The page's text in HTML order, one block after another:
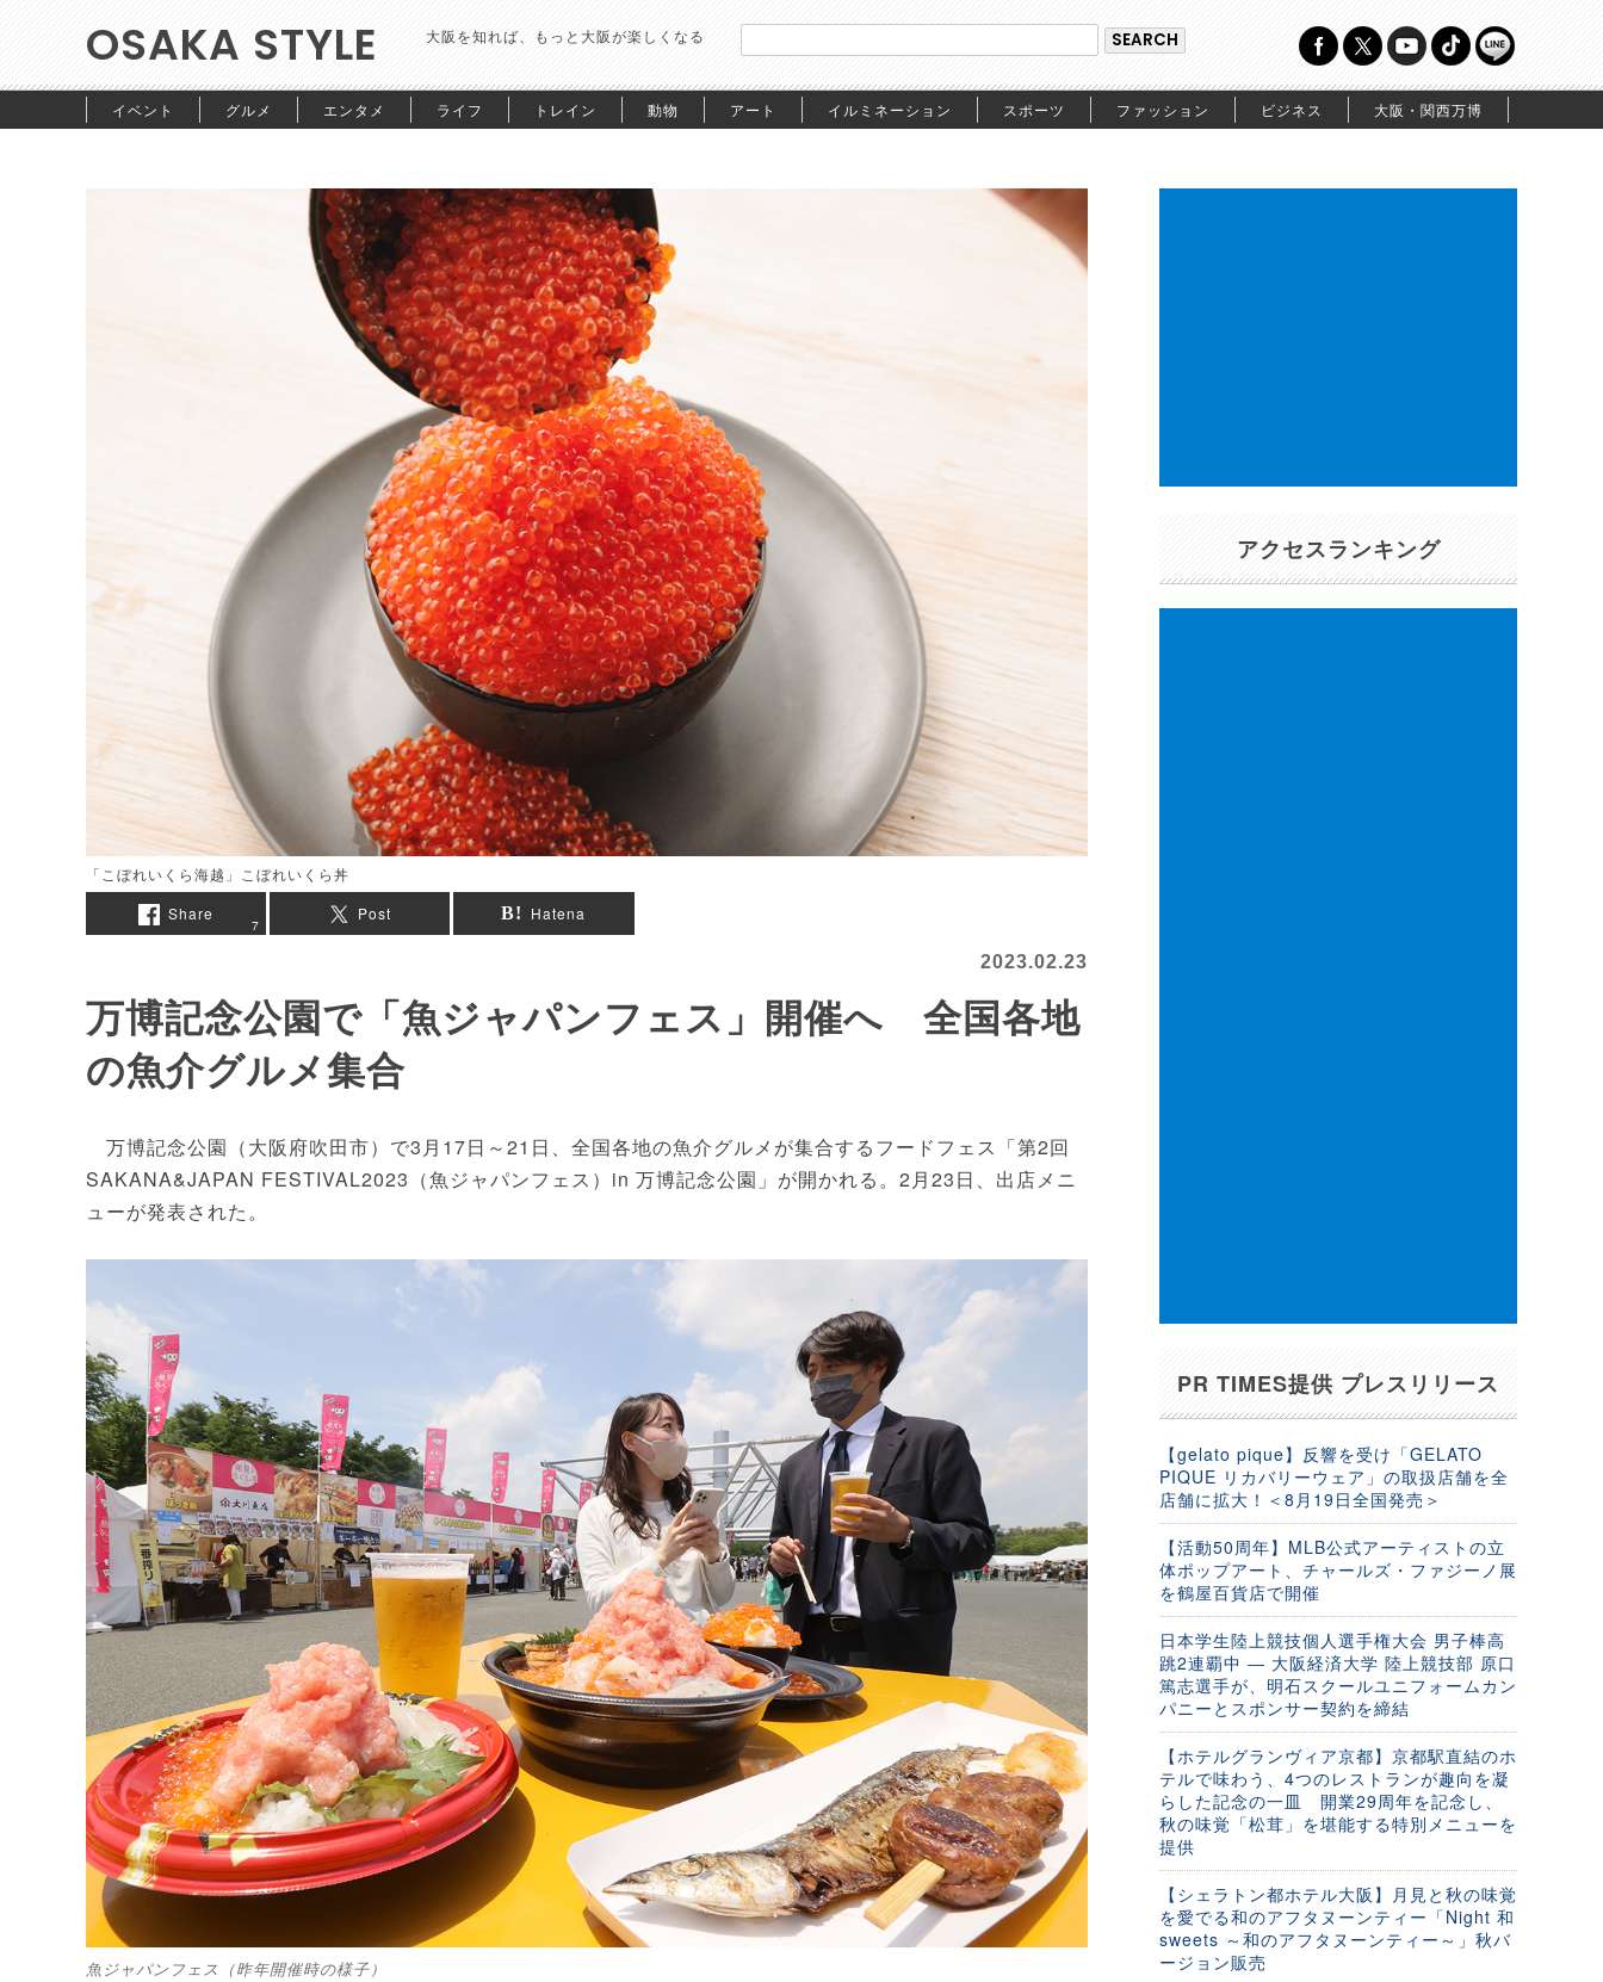
OSAKA STYLE 大阪を知れば、もっと大阪が楽しくなる
イベント グルメ エンタメ ライフ トレイン 動物 アート イルミネーション スポーツ ファッション ビジネス 大阪・関西万博
「こぼれいくら海越」こぼれいくら丼
Share
7
Post Hatena
2023.02.23
万博記念公園で「魚ジャパンフェス」開催へ 全国各地
の魚介グルメ集合
万博記念公園（大阪府吹田市）で3月17日～21日、全国各地の魚介グルメが集合するフードフェス「第2回
SAKANA&JAPAN FESTIVAL2023（魚ジャパンフェス）in 万博記念公園」が開かれる。2月23日、出店メニ
ューが発表された。
魚ジャパンフェス（昨年開催時の様子）
アクセスランキング
PR TIMES提供 プレスリリース
【gelato pique】反響を受け「GELATO
PIQUE リカバリーウェア」の取扱店舗を全
店舗に拡大！＜8月19日全国発売＞
【活動50周年】MLB公式アーティストの立
体ポップアート、チャールズ・ファジーノ展
を鶴屋百貨店で開催
日本学生陸上競技個人選手権大会 男子棒高
跳2連覇中 ― 大阪経済大学 陸上競技部 原口
篤志選手が、明石スクールユニフォームカン
パニーとスポンサー契約を締結
【ホテルグランヴィア京都】京都駅直結のホ
テルで味わう、4つのレストランが趣向を凝
らした記念の一皿 開業29周年を記念し、
秋の味覚「松茸」を堪能する特別メニューを
提供
【シェラトン都ホテル大阪】月見と秋の味覚
を愛でる和のアフタヌーンティー「Night 和
sweets ～和のアフタヌーンティー～」秋バ
ージョン販売